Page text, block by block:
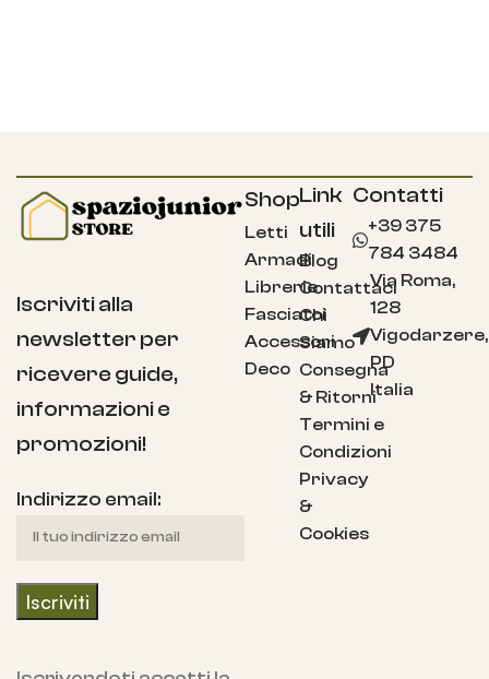
Iscriviti alla
newsletter per
ricevere guide,
informazioni e
promozioni!
Indirizzo email:
Shop
Letti
Armadi
Librerie
Fasciatoi
Accessori
Deco
Link
utili
Blog
Contattaci
Chi
Siamo
Consegna
& Ritorni
Termini e
Condizioni
Privacy
&
Cookies
Contatti
+39 375
784 3484
Via Roma,
128
Vigodarzere,
PD
Italia